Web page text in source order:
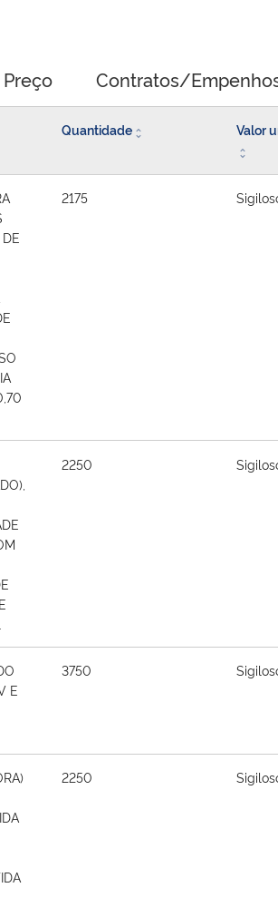
Contratos/
Quantidade Valor
2175
2250
E
3750
2250